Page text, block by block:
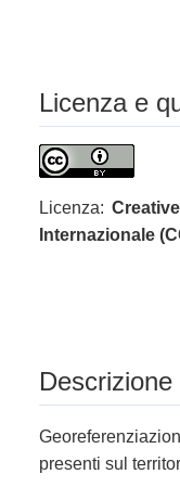
Licenza e
Licenza:
Internazionale
Descrizione
presenti sul